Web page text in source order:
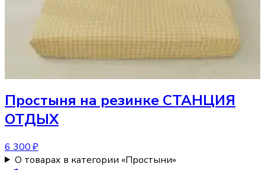
Простыня на резинке СТАНЦИЯ
ОТДЫХ
6 300 ₽
О товарах в категории «Простыни»